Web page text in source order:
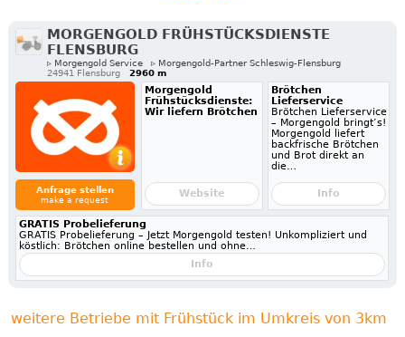
MORGENGOLD FRÜHSTÜCKSDIENSTE
FLENSBURG
▹ Morgengold Service
▹ Morgengold-Partner Schleswig-Flensburg
24941 Flensburg
2960 m
Anfrage stellen
make a request
Morgengold
Frühstücksdienste:
Wir liefern Brötchen
Website
Brötchen
Lieferservice
Brötchen Lieferservice
– Morgengold bringt’s!
Morgengold liefert
backfrische Brötchen
und Brot direkt an
die…
Info
GRATIS Probelieferung
GRATIS Probelieferung – Jetzt Morgengold testen! Unkompliziert und
köstlich: Brötchen online bestellen und ohne…
Info
weitere Betriebe mit Frühstück im Umkreis von 3km